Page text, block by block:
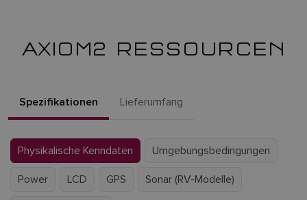
AXIOM2 RESSOURCEN
Spezifikationen Lieferumfang
Physikalische Kenndaten Umgebungsbedingungen
Power LCD GPS Sonar (RV-Modelle)